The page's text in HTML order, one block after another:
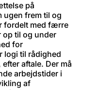
på
ugen frem til og
fordelt med færre
op til og under
for
logi til rådighed
aftale. Der må
arbejdstider i
af